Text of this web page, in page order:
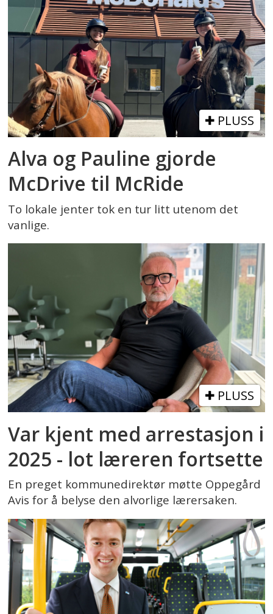
PLUSS
Alva og Pauline gjorde
McDrive til McRide
To lokale jenter tok en tur litt utenom det
vanlige.
PLUSS
Var kjent med arrestasjon i
2025 - lot læreren fortsette
En preget kommunedirektør møtte Oppegård
Avis for å belyse den alvorlige lærersaken.